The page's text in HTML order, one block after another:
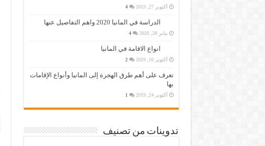
أكتوبر 27, 2019 4
الدراسة في المانيا 2020 واهم التفاصيل عنها
يناير 28, 2020 4
انواع الاقامة في المانيا
أكتوبر 10, 2019 2
تعرف على أهم طرق الهجرة إلى المانيا وأنواع الإقامات
بها
أكتوبر 24, 2019 1
تدوينات من تصنيف